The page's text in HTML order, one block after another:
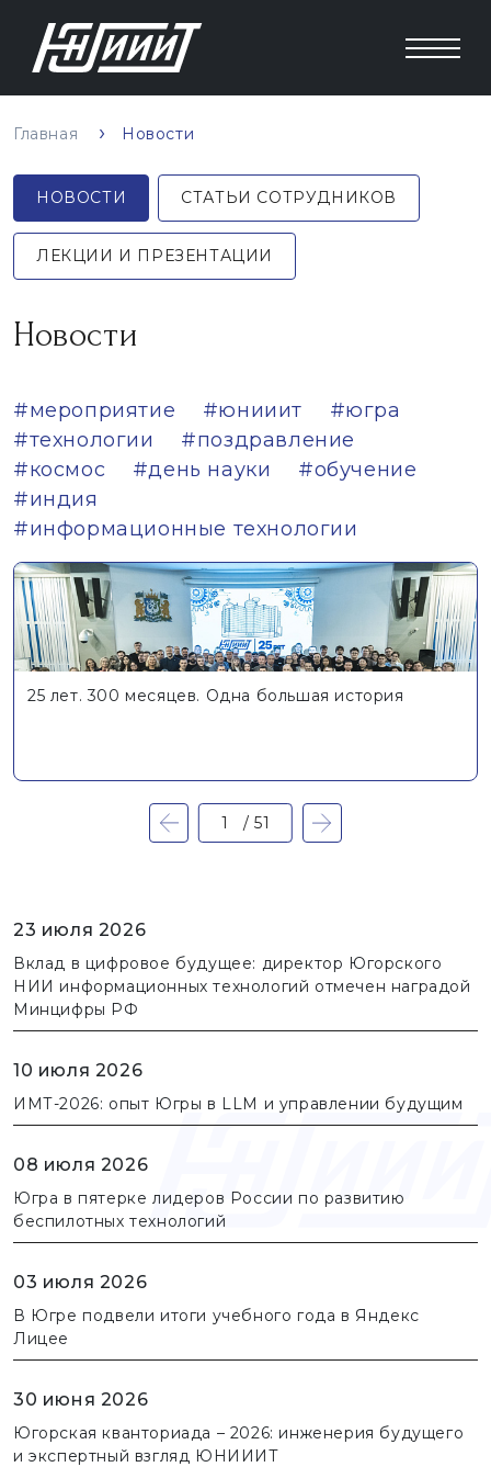
Главная Новости
НОВОСТИ СТАТЬИ СОТРУДНИКОВ
ЛЕКЦИИ И ПРЕЗЕНТАЦИИ
Новости
#мероприятие #юнииит
#югра
#технологии
#поздравление
#космос
#день науки
#обучение
#индия
#информационные технологии
25 лет. 300 месяцев. Одна большая история
23 июля 2026
Вклад в цифровое будущее: директор Югорского
НИИ информационных технологий отмечен наградой
Минцифры РФ
10 июля 2026
ИМТ-2026: опыт Югры в LLM и управлении будущим
08 июля 2026
Югра в пятерке лидеров России по развитию
беспилотных технологий
03 июля 2026
В Югре подвели итоги учебного года в Яндекс
Лицее
30 июня 2026
Югорская кванториада – 2026: инженерия будущего
и экспертный взгляд ЮНИИИТ